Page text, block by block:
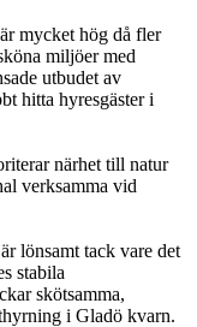
mycket hög då fler
miljöer med
utbudet av
hitta hyresgäster i
närhet till natur
verksamma vid
lönsamt tack vare det
stabila
skötsamma,
i Gladö kvarn.